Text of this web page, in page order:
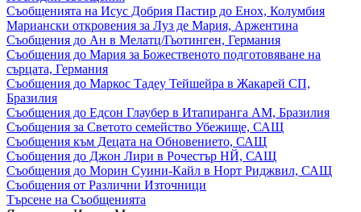
Съобщенията на Исус Добрия Пастир до Енох, Колумбия
Мариански откровения за Луз де Мария, Аржентина
Съобщения до Ан в Мелатц/Гьотинген, Германия
Съобщения до Мария за Божественото подготовяване на
сърцата, Германия
Съобщения до Маркос Тадеу Тейшейра в Жакарей СП,
Бразилия
Съобщения до Едсон Глаубер в Итапиранга АМ, Бразилия
Съобщения за Светото семейство Убежище, САЩ
Съобщения към Децата на Обновението, САЩ
Съобщения до Джон Лири в Рочестър НЙ, САЩ
Съобщения до Морин Суини-Кайл в Норт Риджвил, САЩ
Съобщения от Различни Източници
Търсене на Съобщенията